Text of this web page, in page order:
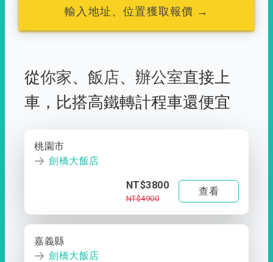
輸入地址、位置獲取報價 →
從你家、 飯店、 辦公室直接上
車， 比搭高鐵轉計程車還便宜
桃園市
劍橋大飯店
NT$3800
NT$4900
查看
嘉義縣
劍橋大飯店